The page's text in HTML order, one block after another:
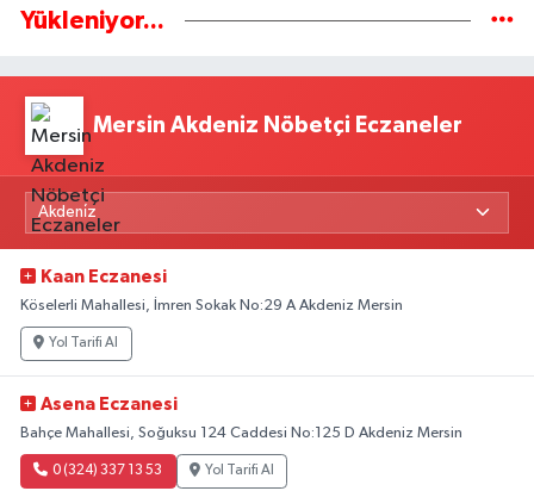
Yükleniyor...
Mersin Akdeniz Nöbetçi Eczaneler
Kaan Eczanesi
Köselerli Mahallesi, İmren Sokak No:29 A Akdeniz Mersin
Yol Tarifi Al
Asena Eczanesi
Bahçe Mahallesi, Soğuksu 124 Caddesi No:125 D Akdeniz Mersin
0 (324) 337 13 53 Yol Tarifi Al